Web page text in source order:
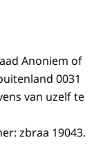
Anoniem of
0031
van uzelf te
zbraa 19043.